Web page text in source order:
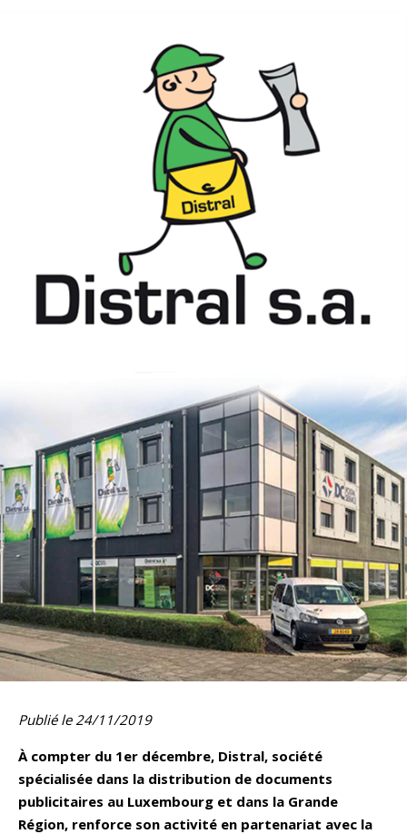
Publié le 24/11/2019
À compter du 1er décembre, Distral, société
spécialisée dans la distribution de documents
publicitaires au Luxembourg et dans la Grande
Région, renforce son activité en partenariat avec la